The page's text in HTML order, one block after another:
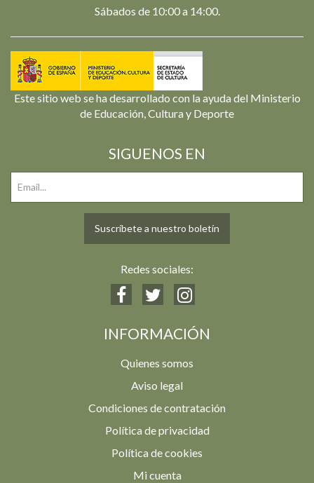
Sábados de 10:00 a 14:00.
Este sitio web se ha desarrollado con la ayuda del Ministerio
de Educación, Cultura y Deporte
SIGUENOS EN
Suscríbete a nuestro boletín
Redes sociales:
INFORMACIÓN
Quienes somos
Aviso legal
Condiciones de contratación
Política de privacidad
Política de cookies
Mi cuenta